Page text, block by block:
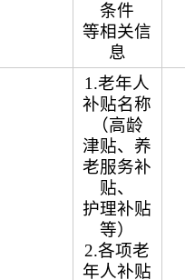
条件
等相关信
息
1.老年人
补贴名称
（高龄
津贴、养
老服务补
贴、
护理补贴
等）
2.各项老
年人补贴